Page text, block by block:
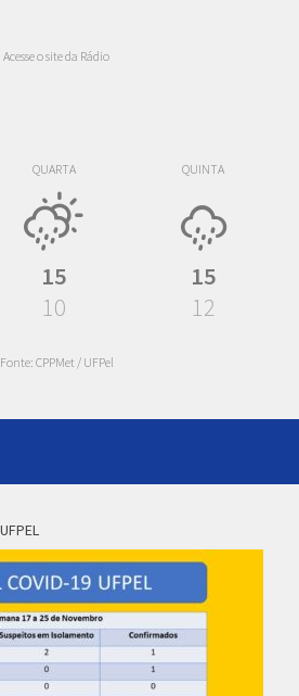
Acesse o site da Rádio
QUARTA
15
10
QUINTA
15
12
Fonte: CPPMet / UFPel